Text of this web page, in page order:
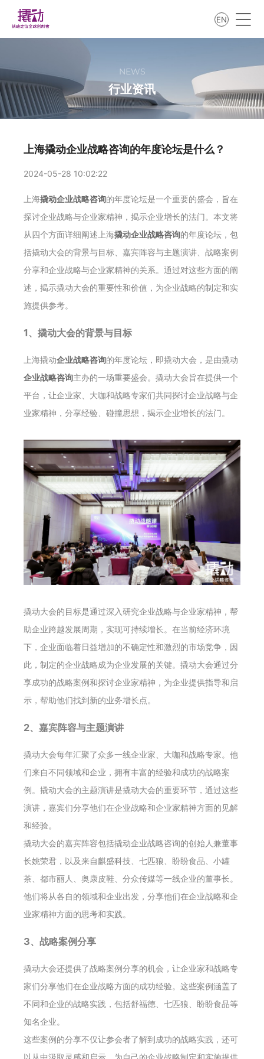
EN
NEWS
行业资讯
上海撬动企业战略咨询的年度论坛是什么？
2024-05-28 10:02:22
上海撬动企业战略咨询的年度论坛是一个重要的盛会，旨在
探讨企业战略与企业家精神，揭示企业增长的法门。本文将
从四个方面详细阐述上海撬动企业战略咨询的年度论坛，包
括撬动大会的背景与目标、嘉宾阵容与主题演讲、战略案例
分享和企业战略与企业家精神的关系。通过对这些方面的阐
述，揭示撬动大会的重要性和价值，为企业战略的制定和实
施提供参考。
1、撬动大会的背景与目标
上海撬动企业战略咨询的年度论坛，即撬动大会，是由撬动
企业战略咨询主办的一场重要盛会。撬动大会旨在提供一个
平台，让企业家、大咖和战略专家们共同探讨企业战略与企
业家精神，分享经验、碰撞思想，揭示企业增长的法门。
撬动大会的目标是通过深入研究企业战略与企业家精神，帮
助企业跨越发展周期，实现可持续增长。在当前经济环境
下，企业面临着日益增加的不确定性和激烈的市场竞争，因
此，制定的企业战略成为企业发展的关键。撬动大会通过分
享成功的战略案例和探讨企业家精神，为企业提供指导和启
示，帮助他们找到新的业务增长点。
2、嘉宾阵容与主题演讲
撬动大会每年汇聚了众多一线企业家、大咖和战略专家。他
们来自不同领域和企业，拥有丰富的经验和成功的战略案
例。撬动大会的主题演讲是撬动大会的重要环节，通过这些
演讲，嘉宾们分享他们在企业战略和企业家精神方面的见解
和经验。
撬动大会的嘉宾阵容包括撬动企业战略咨询的创始人兼董事
长姚荣君，以及来自麒盛科技、七匹狼、盼盼食品、小罐
茶、都市丽人、奥康皮鞋、分众传媒等一线企业的董事长。
他们将从各自的领域和企业出发，分享他们在企业战略和企
业家精神方面的思考和实践。
3、战略案例分享
撬动大会还提供了战略案例分享的机会，让企业家和战略专
家们分享他们在企业战略方面的成功经验。这些案例涵盖了
不同和企业的战略实践，包括舒福德、七匹狼、盼盼食品等
知名企业。
这些案例的分享不仅让参会者了解到成功的战略实践，还可
以从中汲取灵感和启示，为自己的企业战略制定和实施提供